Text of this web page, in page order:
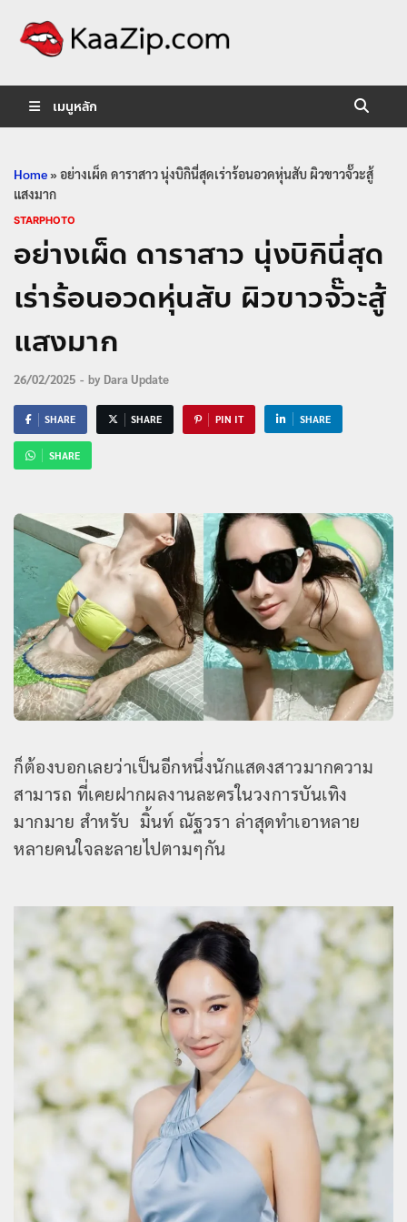
เมนูหลัก
Home»อย่างเผ็ด ดาราสาว นุ่งบิกินี่สุดเร่าร้อนอวดหุ่นสับ ผิวขาวจั๊วะสู้
แสงมาก
STARPHOTO
อย่างเผ็ด ดาราสาว นุ่งบิกินี่สุด
เร่าร้อนอวดหุ่นสับ ผิวขาวจั๊วะสู้
แสงมาก
26/02/2025 - by Dara Update
SHARE SHARE PIN IT SHARE
SHARE
ก็ต้องบอกเลยว่าเป็นอีกหนึ่งนักแสดงสาวมากความ
สามารถ ที่เคยฝากผลงานละครในวงการบันเทิง
มากมาย สำหรับ มิ้นท์ ณัฐวรา ล่าสุดทำเอาหลาย
หลายคนใจละลายไปตามๆกัน